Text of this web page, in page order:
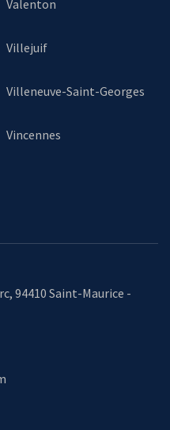
Valenton
Villejuif
Villeneuve-Saint-Georges
Vincennes
94410 Saint-Maurice -